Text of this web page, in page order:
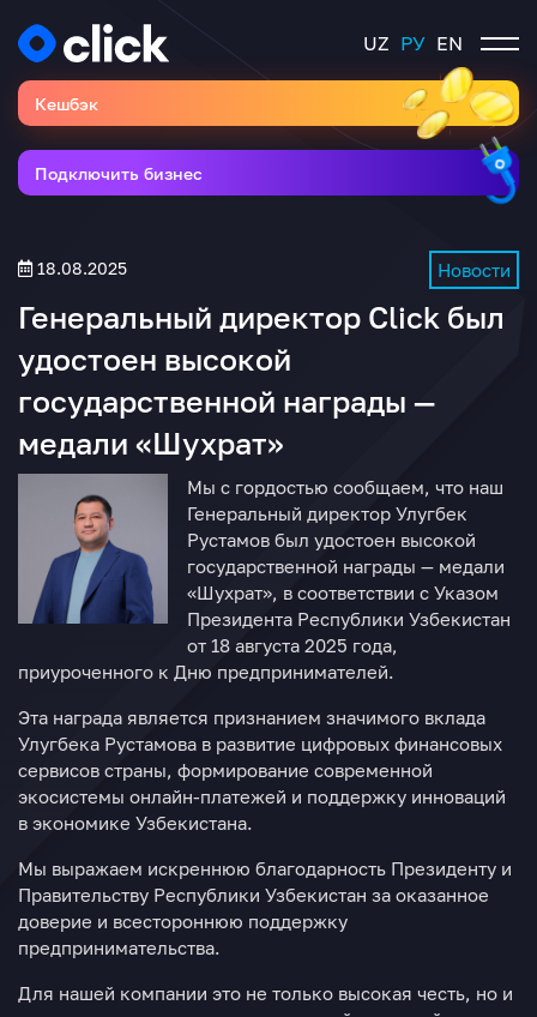
UZ РУ EN
Кешбэк
Подключить бизнес
18.08.2025 Новости
Генеральный директор Click был
удостоен высокой
государственной награды —
медали «Шухрат»
Мы с гордостью сообщаем, что наш
Генеральный директор Улугбек
Рустамов был удостоен высокой
государственной награды — медали
«Шухрат», в соответствии с Указом
Президента Республики Узбекистан
от 18 августа 2025 года,
приуроченного к Дню предпринимателей.
Эта награда является признанием значимого вклада
Улугбека Рустамова в развитие цифровых финансовых
сервисов страны, формирование современной
экосистемы онлайн-платежей и поддержку инноваций
в экономике Узбекистана.
Мы выражаем искреннюю благодарность Президенту и
Правительству Республики Узбекистан за оказанное
доверие и всестороннюю поддержку
предпринимательства.
Для нашей компании это не только высокая честь, но и